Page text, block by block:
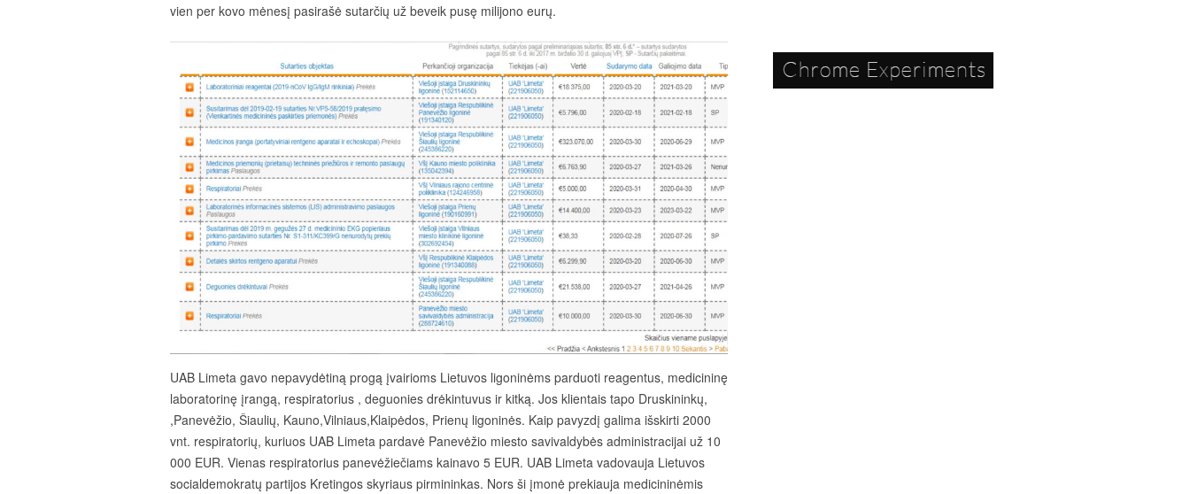
vien per kovo mėnesį pasirašė sutarčių už beveik pusę milijono eurų.
UAB Limeta gavo nepavydėtiną progą įvairioms Lietuvos ligoninėms parduoti reagentus, medicininę
laboratorinę įrangą, respiratorius , deguonies drėkintuvus ir kitką. Jos klientais tapo Druskininkų,
,Panevėžio, Šiaulių, Kauno,Vilniaus,Klaipėdos, Prienų ligoninės. Kaip pavyzdį galima išskirti 2000
vnt. respiratorių, kuriuos UAB Limeta pardavė Panevėžio miesto savivaldybės administracijai už 10
000 EUR. Vienas respiratorius panevėžiečiams kainavo 5 EUR. UAB Limeta vadovauja Lietuvos
socialdemokratų partijos Kretingos skyriaus pirmininkas. Nors ši įmonė prekiauja medicininėmis